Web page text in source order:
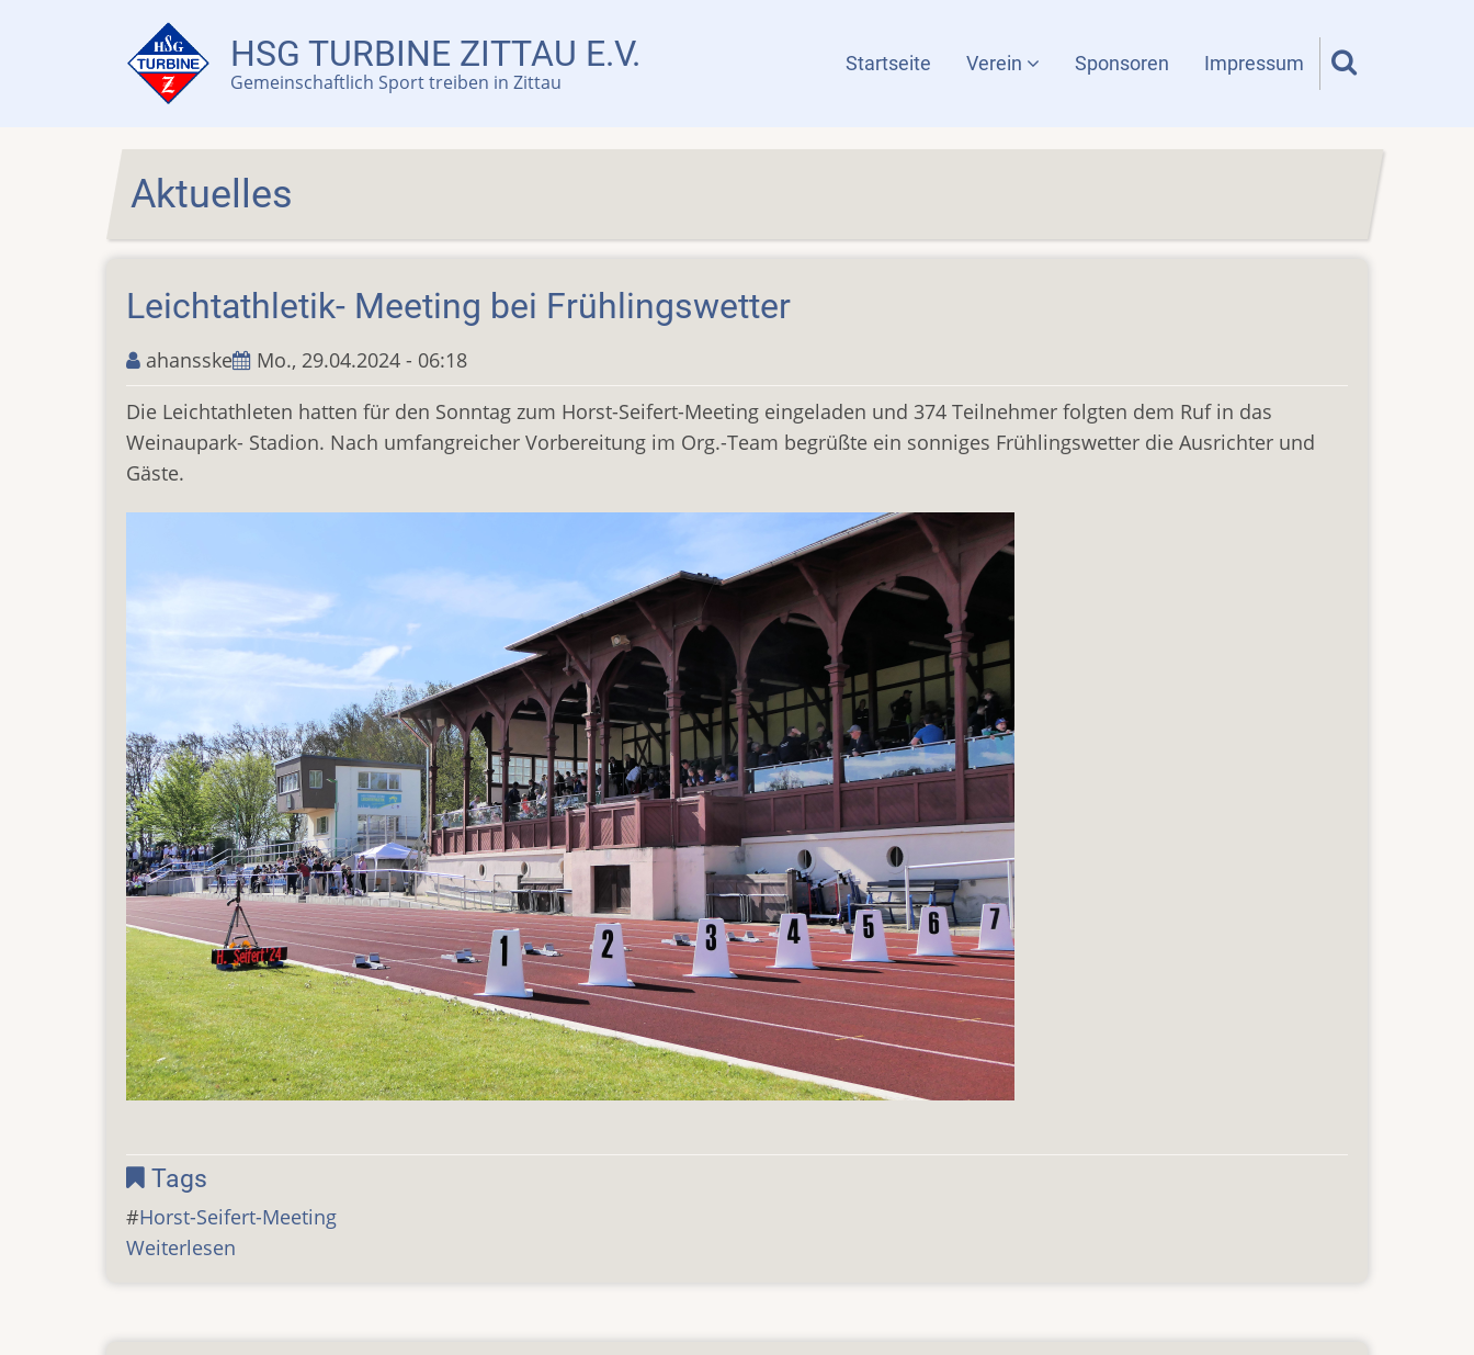
HSG TURBINE ZITTAU E.V.
Gemeinschaftlich Sport treiben in Zittau Menü
Startseite Verein Sponsoren Impressum
Aktuelles
Leichtathletik- Meeting bei Frühlingswetter
ahansske
Mo., 29.04.2024 - 06:18
Die Leichtathleten hatten für den Sonntag zum Horst-Seifert-Meeting eingeladen und 374 Teilnehmer folgten dem Ruf in das
Weinaupark- Stadion. Nach umfangreicher Vorbereitung im Org.-Team begrüßte ein sonniges Frühlingswetter die Ausrichter und
Gäste.
Tags
Horst-Seifert-Meeting
Weiterlesen
bei